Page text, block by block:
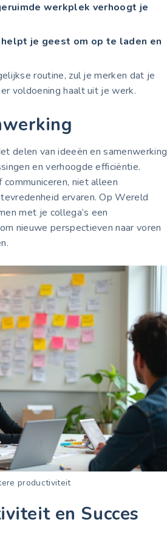
werkplek verhoogt je
je geest om op te laden en
routine, zul je merken dat je
voldoening haalt uit je werk.
delen van ideeën en samenwerking
en verhoogde efficiëntie.
niet alleen
ervaren. Op Wereld
met je collega’s een
nieuwe perspectieven naar voren
productiviteit
en Succes